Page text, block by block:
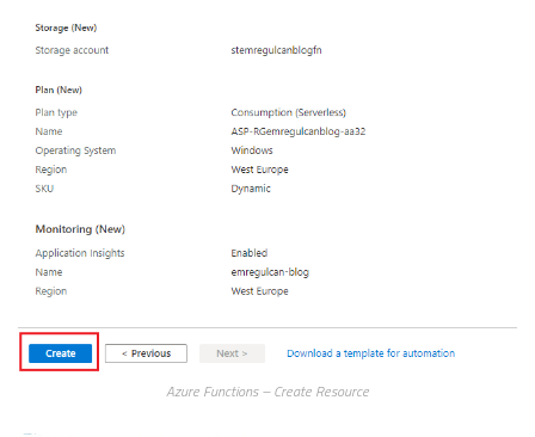
Azure Functions – Create Resource